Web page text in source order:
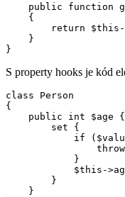
public function
    {
return
    }
S property hooks je kód
class Person
{
    public int $age {
        set {
if
            }
$this-
        }
    }